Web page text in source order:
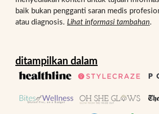
baik bukan pengganti saran medis
atau diagnosis. Lihat informasi tambahan.
ditampilkan dalam